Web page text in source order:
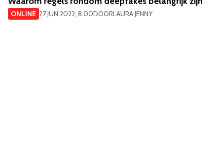
ONLINE 27 JUN 2022, 8:00DOORLAURA JENNY